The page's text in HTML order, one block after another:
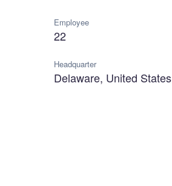
Employee
22
Headquarter
Delaware, United States